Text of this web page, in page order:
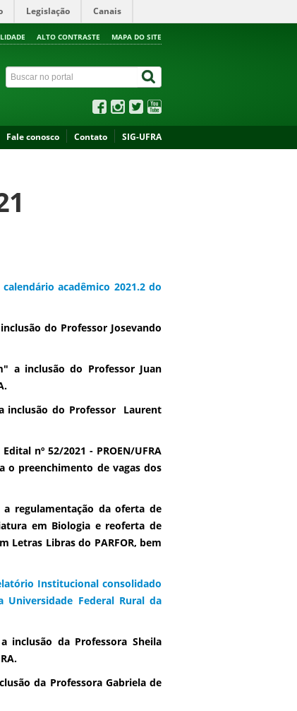
Legislação Canais
ALTO CONTRASTE MAPA DO SITE
Fale conosco Contato SIG-UFRA
calendário acadêmico 2021.2 do
do Professor Josevando
a inclusão do Professor Juan
inclusão do Professor Laurent
nº 52/2021 - PROEN/UFRA
o preenchimento de vagas dos
regulamentação da oferta de
em Biologia e reoferta de
Letras Libras do PARFOR, bem
Institucional consolidado
Federal Rural da
inclusão da Professora Sheila
da Professora Gabriela de